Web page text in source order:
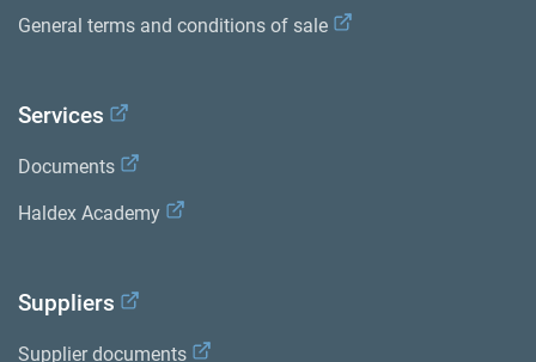
General terms and conditions of sale
Services
Documents
Haldex Academy
Suppliers
Supplier documents